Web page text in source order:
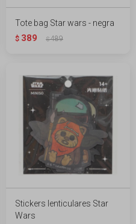
Tote bag Star wars - negra
$ 389 $489
Stickers lenticulares Star
Wars